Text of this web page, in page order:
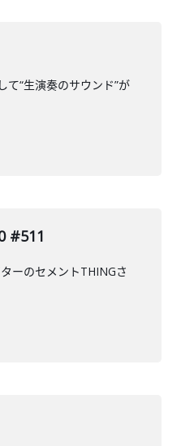
“生演奏のサウンド”が
#511
ーのセメントTHINGさ